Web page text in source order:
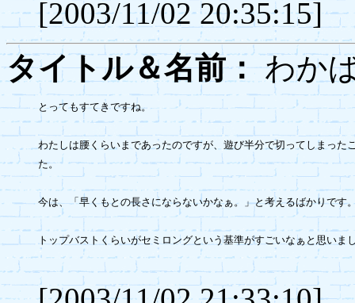
[2003/11/02 20:35:15]
タイトル＆名前：わか
とってもすてきですね。
わたしは腰くらいまであったのですが、遊び半分で切ってしまった
た。
今は、「早くもとの長さにならないかなぁ。」と考えるばかりです
トップバストくらいがセミロングという基準がすごいなぁと思いま